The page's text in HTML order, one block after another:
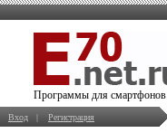
Программы для смартфонов
Вход | Регистрация